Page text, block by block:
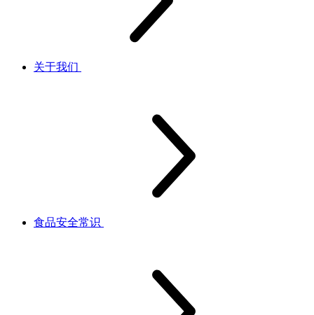
关于我们
食品安全常识